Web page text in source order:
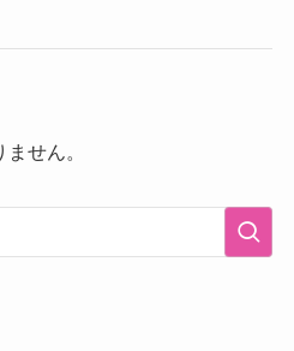
せん。